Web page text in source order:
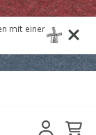
mit einer